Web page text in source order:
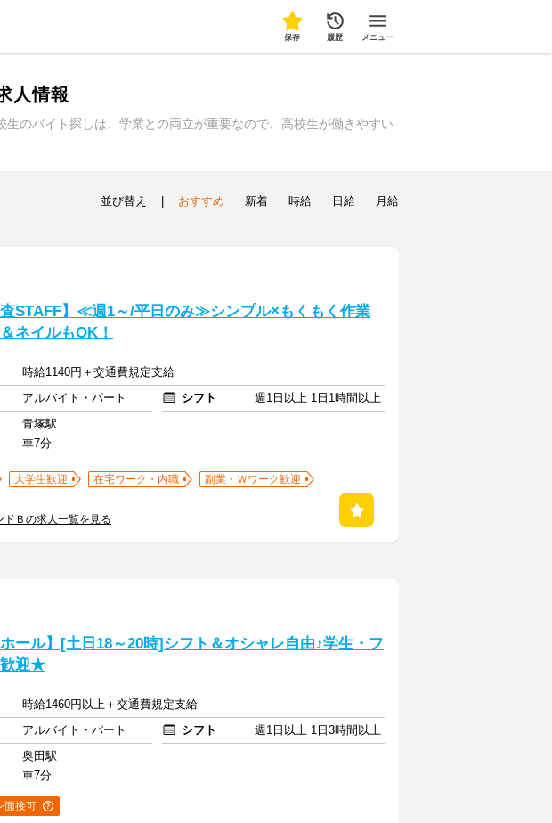
保存 履歴 メニュー
人情報
のバイト探しは、学業との両立が重要なので、高校生が働きやすい
並び替え おすすめ 新着 時給 日給 月給
査STAFF】≪週1～/平日のみ≫シンプル×もくもく作業
ネイルもOK！
時給1140円＋交通費規定支給
アルバイト・パート シフト
週1日以上 1日1時間以上
青塚駅
車7分
大学生歓迎 在宅ワーク・内職
副業・Ｗワーク歓迎
ドＢの求人一覧を見る
ホール】[土日18～20時]シフト＆オシャレ自由♪学生・フ
歓迎★
時給1460円以上＋交通費規定支給
アルバイト・パート シフト
週1日以上 1日3時間以上
奥田駅
車7分
面接可